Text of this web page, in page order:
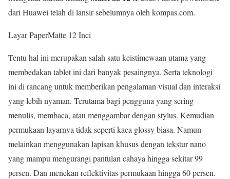
dari Huawei telah di lansir sebelumnya oleh kompas.com.
Layar PaperMatte 12 Inci
Tentu hal ini merupakan salah satu keistimewaan utama yang
membedakan tablet ini dari banyak pesaingnya. Serta teknologi
ini di rancang untuk memberikan pengalaman visual dan interaksi
yang lebih nyaman. Terutama bagi pengguna yang sering
menulis, membaca, atau menggambar dengan stylus. Kemudian
permukaan layarnya tidak seperti kaca glossy biasa. Namun
melainkan menggunakan lapisan khusus dengan tekstur nano
yang mampu mengurangi pantulan cahaya hingga sekitar 99
persen. Dan menekan reflektivitas permukaan hingga 60 persen.